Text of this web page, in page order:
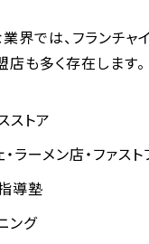
界では、フランチャ
店も多く存在します。
ストア
ラーメン店・ファスト
導塾
ング